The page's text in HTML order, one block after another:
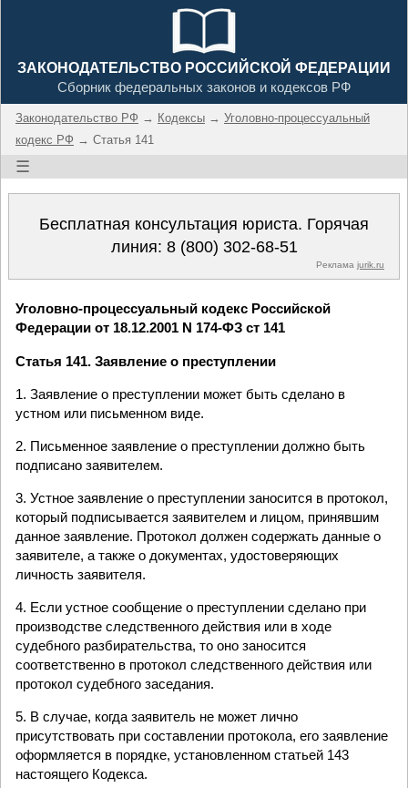
ЗАКОНОДАТЕЛЬСТВО РОССИЙСКОЙ ФЕДЕРАЦИИ
Сборник федеральных законов и кодексов РФ
Законодательство РФ → Кодексы → Уголовно-процессуальный
кодекс РФ → Статья 141
☰
Бесплатная консультация юриста. Горячая
линия: 8 (800) 302-68-51
Реклама jurik.ru
Уголовно-процессуальный кодекс Российской
Федерации от 18.12.2001 N 174-ФЗ ст 141
Статья 141. Заявление о преступлении
1. Заявление о преступлении может быть сделано в
устном или письменном виде.
2. Письменное заявление о преступлении должно быть
подписано заявителем.
3. Устное заявление о преступлении заносится в протокол,
который подписывается заявителем и лицом, принявшим
данное заявление. Протокол должен содержать данные о
заявителе, а также о документах, удостоверяющих
личность заявителя.
4. Если устное сообщение о преступлении сделано при
производстве следственного действия или в ходе
судебного разбирательства, то оно заносится
соответственно в протокол следственного действия или
протокол судебного заседания.
5. В случае, когда заявитель не может лично
присутствовать при составлении протокола, его заявление
оформляется в порядке, установленном статьей 143
настоящего Кодекса.